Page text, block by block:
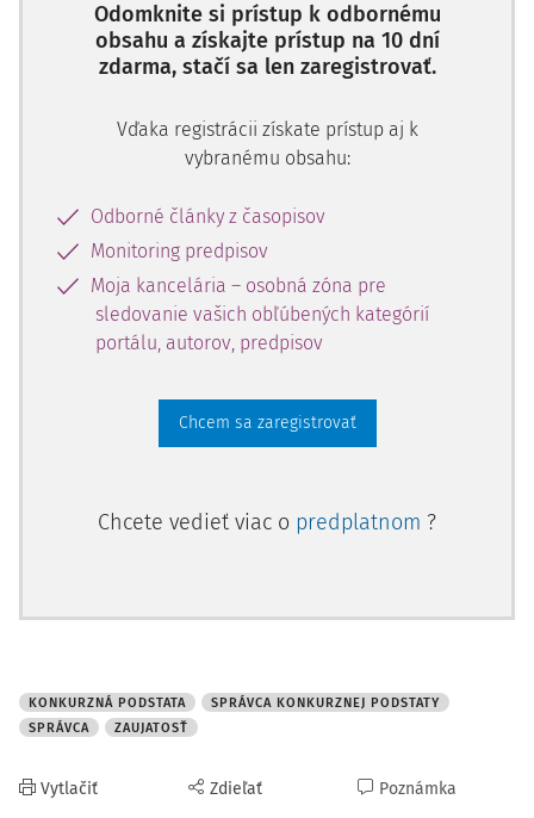
Odomknite si prístup k odbornému
obsahu a získajte prístup na 10 dní
zdarma, stačí sa len zaregistrovať.
Vďaka registrácii získate prístup aj k
vybranému obsahu:
Odborné články z časopisov
Monitoring predpisov
Moja kancelária – osobná zóna pre
sledovanie vašich obľúbených kategórií
portálu, autorov, predpisov
Chcem sa zaregistrovať
Chcete vedieť viac o predplatnom ?
KONKURZNÁ PODSTATA
SPRÁVCA KONKURZNEJ PODSTATY
SPRÁVCA
ZAUJATOSŤ
Vytlačiť Zdieľať Poznámka